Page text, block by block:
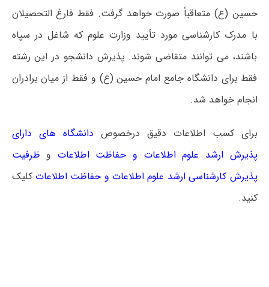
ﺣﺴﻴﻦ (ع) ﻣﺘﻌﺎقباً ﺻﻮرت ﺧﻮاﻫﺪ ﮔﺮﻓﺖ. ﻓﻘﻂ ﻓﺎرغ اﻟﺘﺤﺼﻴﻼن
ﺑﺎ ﻣﺪرک ﻛﺎرﺷﻨﺎسی ﻣﻮرد ﺗﺄﻳﻴﺪ وزارت ﻋﻠﻮم ﻛﻪ ﺷﺎﻏﻞ در ﺳﭙﺎه
ﺑﺎﺷﻨﺪ، می ﺗﻮاﻧﻨﺪ ﻣﺘﻘﺎضی ﺷﻮﻧﺪ. ﭘﺬﻳﺮش داﻧﺸﺠﻮ در اﻳﻦ رﺷﺘﻪ
ﻓﻘﻂ ﺑﺮای داﻧﺸﮕﺎه ﺟﺎﻣﻊ اﻣﺎم ﺣﺴﻴﻦ (ع) و ﻓﻘﻂ از ﻣﻴﺎن ﺑﺮادران
اﻧﺠﺎم ﺧﻮاﻫﺪ ﺷﺪ.
برای کسب اطلاعات دقیق درخصوص دانشگاه های دارای
پذیرش ارشد علوم اطلاعات و حفاظت اطلاعات و ظرفیت
پذیرش کارشناسی ارشد علوم اطلاعات و حفاظت اطلاعات کلیک
کنید.